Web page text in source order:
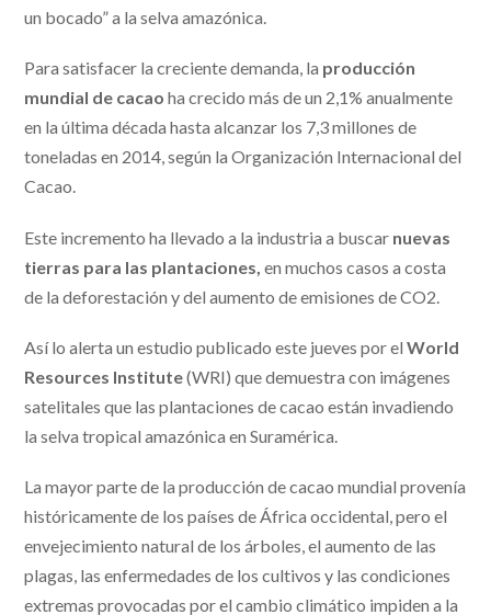
un bocado” a la selva amazónica.
Para satisfacer la creciente demanda, la producción
mundial de cacao ha crecido más de un 2,1% anualmente
en la última década hasta alcanzar los 7,3 millones de
toneladas en 2014, según la Organización Internacional del
Cacao.
Este incremento ha llevado a la industria a buscar nuevas
tierras para las plantaciones, en muchos casos a costa
de la deforestación y del aumento de emisiones de CO2.
Así lo alerta un estudio publicado este jueves por elWorld
Resources Institute(WRI) que demuestra con imágenes
satelitales que las plantaciones de cacao están invadiendo
la selva tropical amazónica en Suramérica.
La mayor parte de la producción de cacao mundial provenía
históricamente de los países de África occidental, pero el
envejecimiento natural de los árboles, el aumento de las
plagas, las enfermedades de los cultivos y las condiciones
extremas provocadas por el cambio climático impiden a la